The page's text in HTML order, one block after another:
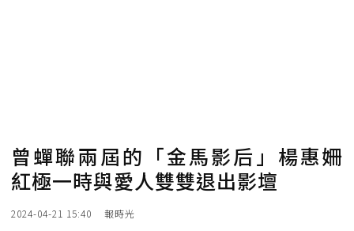
曾蟬聯兩屆的「金馬影后」楊惠姍
紅極一時與愛人雙雙退出影壇
2024-04-21 15:40 報時光